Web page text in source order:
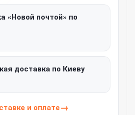
«Новой почтой» по
доставка по Киеву
и оплате